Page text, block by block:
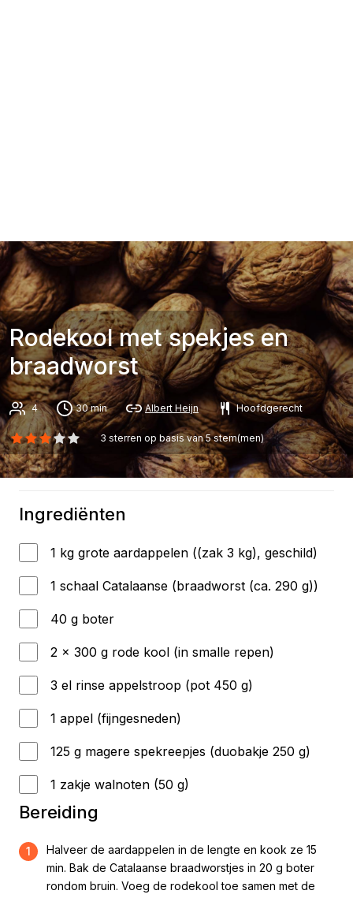
Rodekool met spekjes en
braadworst
4 30 min Albert Heijn Hoofdgerecht
3 sterren op basis van5stem(men)
Ingrediënten
1 kg grote aardappelen ((zak 3 kg), geschild)
1 schaal Catalaanse (braadworst (ca. 290 g))
40 g boter
2 x 300 g rode kool (in smalle repen)
3 el rinse appelstroop (pot 450 g)
1 appel (fijngesneden)
125 g magere spekreepjes (duobakje 250 g)
1 zakje walnoten (50 g)
Bereiding
1
Halveer de aardappelen in de lengte en kook ze 15
min. Bak de Catalaanse braadworstjes in 20 g boter
rondom bruin. Voeg de rodekool toe samen met de